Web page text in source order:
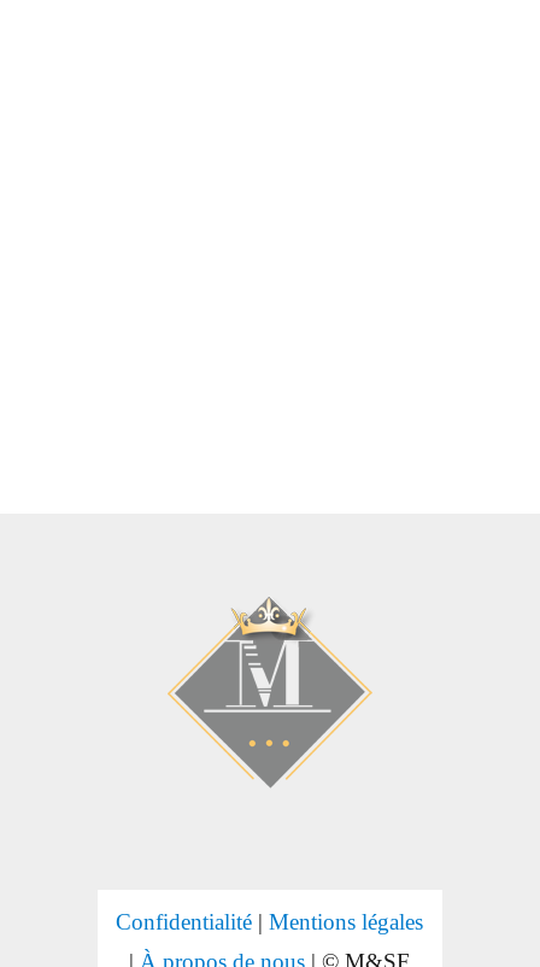
Confidentialité |Mentions légales